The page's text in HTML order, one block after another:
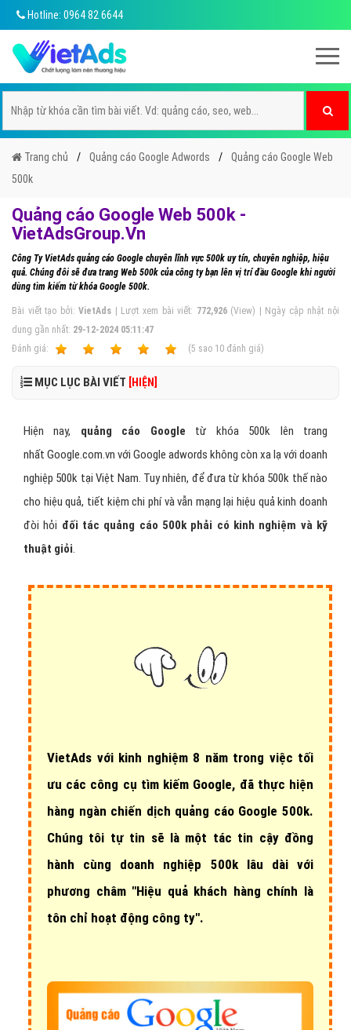
Hotline: 0964 82 6644
Trang chủ Quảng cáo Google Adwords
Quảng cáo Google Web
500k
Quảng cáo Google Web 500k -
VietAdsGroup.Vn
Công Ty VietAds quảng cáo Google chuyên lĩnh vực 500k uy tín, chuyên nghiệp, hiệu
quả. Chúng đôi sẽ đưa trang Web 500k của công ty bạn lên vị trí đầu Google khi người
dùng tìm kiếm từ khóa Google 500k.
Bài viết tạo bởi:VietAds | Lượt xem bài viết: 772,926(View) | Ngày cập nhật nội
dung gần nhất: 29-12-2024 05:11:47
Ðánh giá:
(5 sao 10 đánh giá)
MỤC LỤC BÀI VIẾT [HIỆN]
Hiện nay, quảng cáo Google từ khóa 500k lên trang
nhất Google.com.vn với Google adwords không còn xa lạ với doanh
nghiệp 500k tại Việt Nam. Tuy nhiên, để đưa từ khóa 500k thế nào
cho hiệu quả, tiết kiệm chi phí và vẫn mạng lại hiệu quả kinh doanh
đòi hỏi đối tác quảng cáo 500k phải có kinh nghiệm và kỹ
thuật giỏi.
VietAds với kinh nghiệm 8 nămtrong việc tối
ưu các công cụ tìm kiếm Google, đã thực hiện
hàng ngàn chiến dịch quảng cáo Google 500k.
Chúng tôi tự tin sẽ là một tác tin cậy đồng
hành cùng doanh nghiệp 500k lâu dài với
phương châm "Hiệu quả khách hàng chính là
tôn chỉ hoạt động công ty".